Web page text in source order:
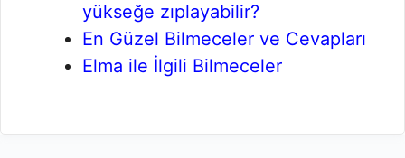
yükseğe zıplayabilir?
En Güzel Bilmeceler ve Cevapları
Elma ile İlgili Bilmeceler